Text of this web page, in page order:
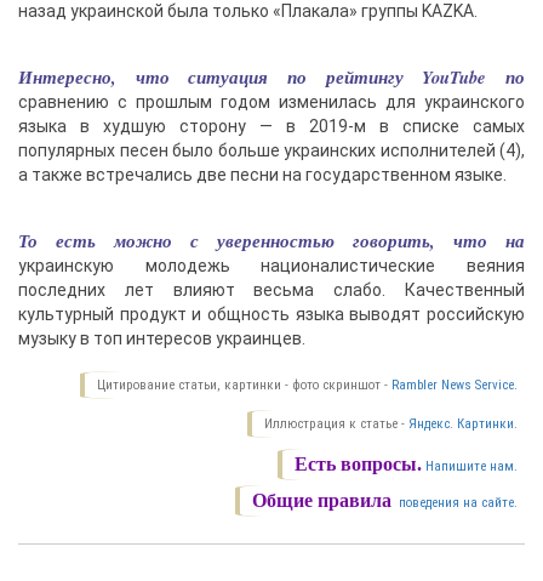
назад украинской была только «Плакала» группы KAZKA.
Интересно, что ситуация по рейтингу YouTube по
сравнению с прошлым годом изменилась для украинского
языка в худшую сторону — в 2019-м в списке самых
популярных песен было больше украинских исполнителей (4),
а также встречались две песни на государственном языке.
То есть можно с уверенностью говорить, что на
украинскую молодежь националистические веяния
последних лет влияют весьма слабо. Качественный
культурный продукт и общность языка выводят российскую
музыку в топ интересов украинцев.
Цитирование статьи, картинки - фото скриншот - Rambler News Service.
Иллюстрация к статье - Яндекс. Картинки.
Есть вопросы. Напишите нам.
Общие правила поведения на сайте.